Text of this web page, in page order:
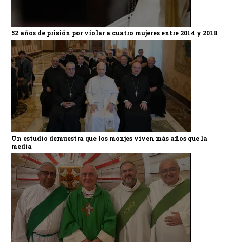
52 años de prisión por violar a cuatro mujeres entre 2014 y 2018
Un estudio demuestra que los monjes viven más años que la
media